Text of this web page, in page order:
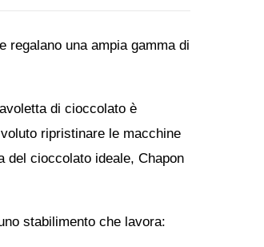
regalano una ampia gamma di
di cioccolato è
ripristinare le macchine
del cioccolato ideale, Chapon
stabilimento che lavora: